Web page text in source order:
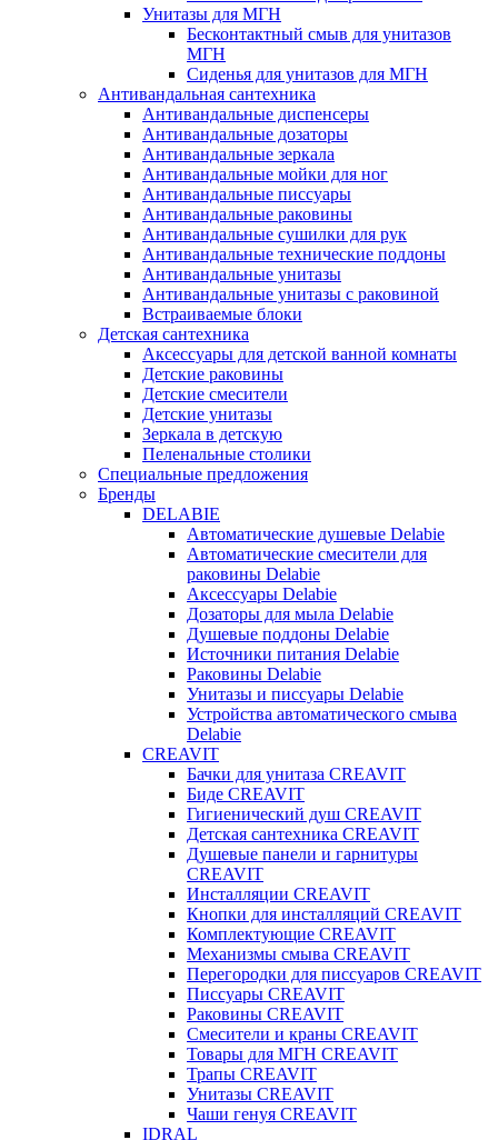
Унитазы для МГН
Бесконтактный смыв для унитазов
МГН
Сиденья для унитазов для МГН
Антивандальная сантехника
Антивандальные диспенсеры
Антивандальные дозаторы
Антивандальные зеркала
Антивандальные мойки для ног
Антивандальные писсуары
Антивандальные раковины
Антивандальные сушилки для рук
Антивандальные технические поддоны
Антивандальные унитазы
Антивандальные унитазы с раковиной
Встраиваемые блоки
Детская сантехника
Аксессуары для детской ванной комнаты
Детские раковины
Детские смесители
Детские унитазы
Зеркала в детскую
Пеленальные столики
Специальные предложения
Бренды
DELABIE
Автоматические душевые Delabie
Автоматические смесители для
раковины Delabie
Аксессуары Delabie
Дозаторы для мыла Delabie
Душевые поддоны Delabie
Источники питания Delabie
Раковины Delabie
Унитазы и писсуары Delabie
Устройства автоматического смыва
Delabie
CREAVIT
Бачки для унитаза CREAVIT
Биде CREAVIT
Гигиенический душ CREAVIT
Детская сантехника CREAVIT
Душевые панели и гарнитуры
CREAVIT
Инсталляции CREAVIT
Кнопки для инсталляций CREAVIT
Комплектующие CREAVIT
Механизмы смыва CREAVIT
Перегородки для писсуаров CREAVIT
Писсуары CREAVIT
Раковины CREAVIT
Смесители и краны CREAVIT
Товары для МГН CREAVIT
Трапы CREAVIT
Унитазы CREAVIT
Чаши генуя CREAVIT
IDRAL